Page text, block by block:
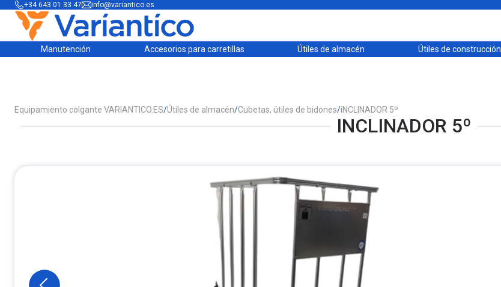
+34 643 01 33 47 info@variantico.es
Manutención Accesorios para carretillas Útiles de almacén Útiles de construcción
Equipamiento colgante VARIANTICO.ES/Útiles de almacén/Cubetas, útiles de bidones/iNCLINADOR 5º
INCLINADOR 5º